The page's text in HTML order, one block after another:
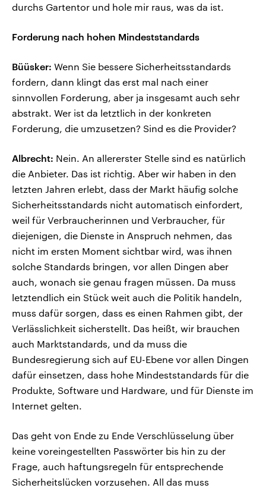
durchs Gartentor und hole mir raus, was da ist.
Forderung nach hohen Mindeststandards
Büüsker: Wenn Sie bessere Sicherheitsstandards
fordern, dann klingt das erst mal nach einer
sinnvollen Forderung, aber ja insgesamt auch sehr
abstrakt. Wer ist da letztlich in der konkreten
Forderung, die umzusetzen? Sind es die Provider?
Albrecht: Nein. An allererster Stelle sind es natürlich
die Anbieter. Das ist richtig. Aber wir haben in den
letzten Jahren erlebt, dass der Markt häufig solche
Sicherheitsstandards nicht automatisch einfordert,
weil für Verbraucherinnen und Verbraucher, für
diejenigen, die Dienste in Anspruch nehmen, das
nicht im ersten Moment sichtbar wird, was ihnen
solche Standards bringen, vor allen Dingen aber
auch, wonach sie genau fragen müssen. Da muss
letztendlich ein Stück weit auch die Politik handeln,
muss dafür sorgen, dass es einen Rahmen gibt, der
Verlässlichkeit sicherstellt. Das heißt, wir brauchen
auch Marktstandards, und da muss die
Bundesregierung sich auf EU-Ebene vor allen Dingen
dafür einsetzen, dass hohe Mindeststandards für die
Produkte, Software und Hardware, und für Dienste im
Internet gelten.
Das geht von Ende zu Ende Verschlüsselung über
keine voreingestellten Passwörter bis hin zu der
Frage, auch haftungsregeln für entsprechende
Sicherheitslücken vorzusehen. All das muss